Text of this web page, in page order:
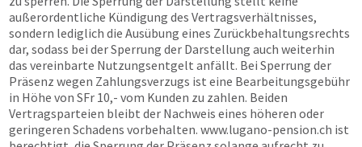
außerordentliche Kündigung des Vertragsverhältnisses,
sondern lediglich die Ausübung eines Zurückbehaltungsrechts
dar, sodass bei der Sperrung der Darstellung auch weiterhin
das vereinbarte Nutzungsentgelt anfällt. Bei Sperrung der
Präsenz wegen Zahlungsverzugs ist eine Bearbeitungsgebühr
in Höhe von SFr 10,- vom Kunden zu zahlen. Beiden
Vertragsparteien bleibt der Nachweis eines höheren oder
geringeren Schadens vorbehalten. www.lugano-pension.ch ist